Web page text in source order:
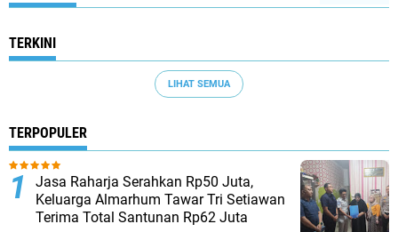
TERKINI
LIHAT SEMUA
TERPOPULER
Jasa Raharja Serahkan Rp50 Juta,
Keluarga Almarhum Tawar Tri Setiawan
Terima Total Santunan Rp62 Juta